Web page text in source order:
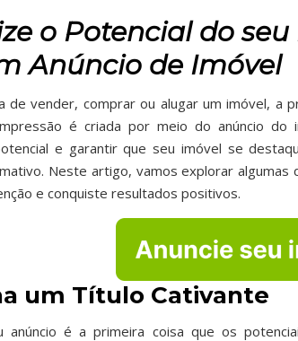
o Potencial do
Anúncio de Imóvel
de vender, comprar ou alugar um imóvel, a
é criada por meio do anúncio do
e garantir que seu imóvel se
Neste artigo, vamos explorar algumas
e conquiste resultados positivos.
um Título Cativante
é a primeira coisa que os